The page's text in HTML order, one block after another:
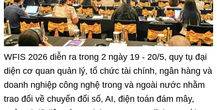
WFIS 2026 diễn ra trong 2 ngày 19 - 20/5, quy tụ đại
diện cơ quan quản lý, tổ chức tài chính, ngân hàng và
doanh nghiệp công nghệ trong và ngoài nước nhằm
trao đổi về chuyển đổi số, AI, điện toán đám mây,